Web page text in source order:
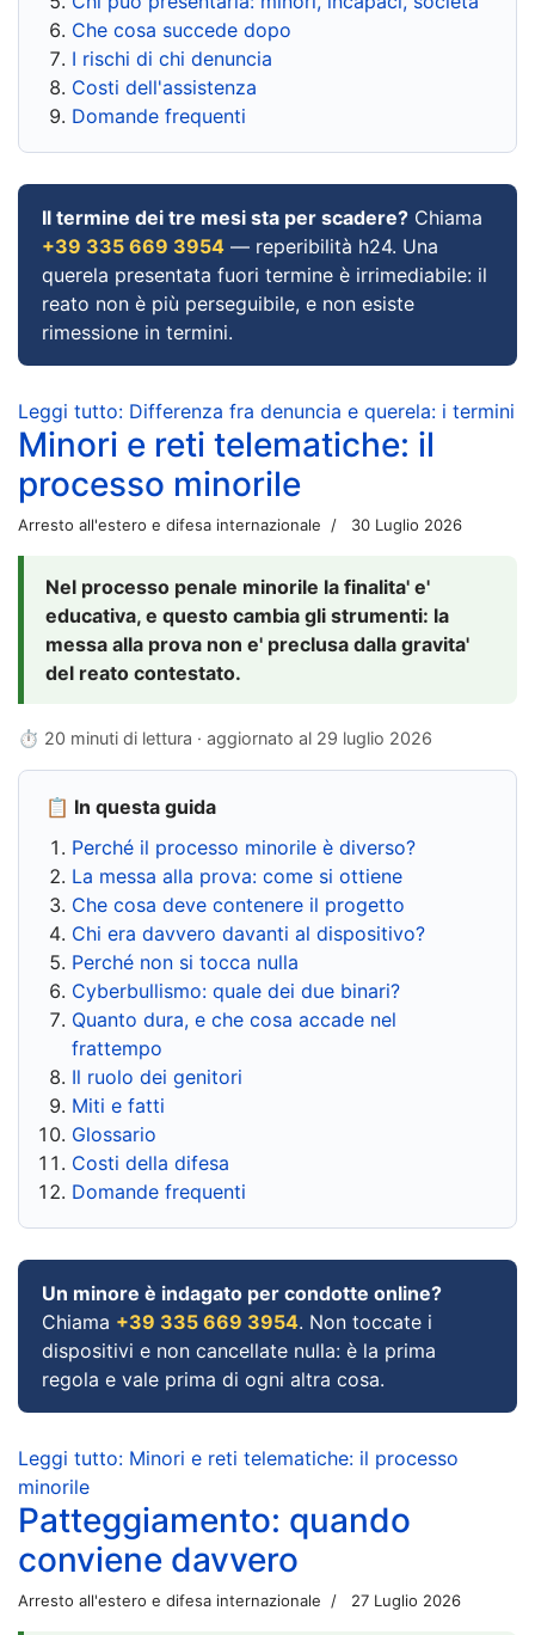
Che cosa succede dopo
I rischi di chi denuncia
Costi dell'assistenza
Domande frequenti
Il termine dei tre mesi sta per scadere? Chiama
+39 335 669 3954 — reperibilità h24. Una
querela presentata fuori termine è irrimediabile: il
reato non è più perseguibile, e non esiste
rimessione in termini.
Leggi tutto: Differenza fra denuncia e querela: i termini
Minori e reti telematiche: il
processo minorile
Arresto all'estero e difesa internazionale 30 Luglio 2026
Nel processo penale minorile la finalita' e'
educativa, e questo cambia gli strumenti: la
messa alla prova non e' preclusa dalla gravita'
del reato contestato.
⏱ 20 minuti di lettura · aggiornato al 29 luglio 2026
📋 In questa guida
Perché il processo minorile è diverso?
La messa alla prova: come si ottiene
Che cosa deve contenere il progetto
Chi era davvero davanti al dispositivo?
Perché non si tocca nulla
Cyberbullismo: quale dei due binari?
Quanto dura, e che cosa accade nel
frattempo
Il ruolo dei genitori
Miti e fatti
Glossario
Costi della difesa
Domande frequenti
Un minore è indagato per condotte online?
Chiama +39 335 669 3954. Non toccate i
dispositivi e non cancellate nulla: è la prima
regola e vale prima di ogni altra cosa.
Leggi tutto: Minori e reti telematiche: il processo
minorile
Patteggiamento: quando
conviene davvero
Arresto all'estero e difesa internazionale 27 Luglio 2026